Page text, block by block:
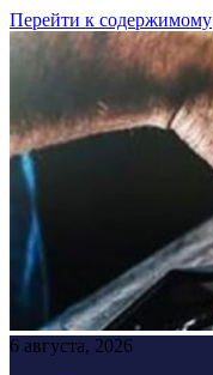
Перейти к содержимому
6 августа, 2026